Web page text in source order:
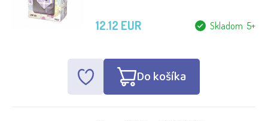
Skladom 5+
12.12 EUR
Do košíka